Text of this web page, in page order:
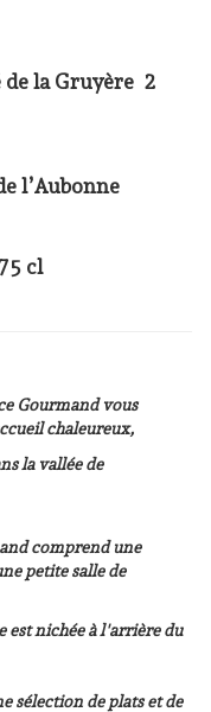
la Gruyère 2
l’Aubonne
cl
Gourmand vous
chaleureux,
la vallée de
comprend une
petite salle de
est nichée à l'arrière du
sélection de plats et de